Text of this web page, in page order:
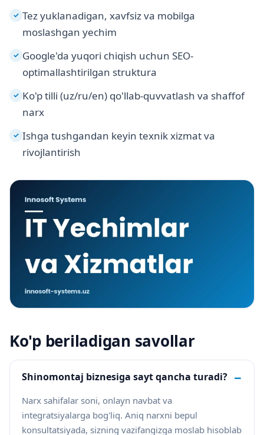
✓ Tez yuklanadigan, xavfsiz va mobilga
moslashgan yechim
✓ Google'da yuqori chiqish uchun SEO-
optimallashtirilgan struktura
✓ Ko'p tilli (uz/ru/en) qo'llab-quvvatlash va shaffof
narx
✓ Ishga tushgandan keyin texnik xizmat va
rivojlantirish
Ko'p beriladigan savollar
Shinomontaj biznesiga sayt qancha turadi? −
Narx sahifalar soni, onlayn navbat va
integratsiyalarga bog'liq. Aniq narxni bepul
konsultatsiyada, sizning vazifangizga moslab hisoblab